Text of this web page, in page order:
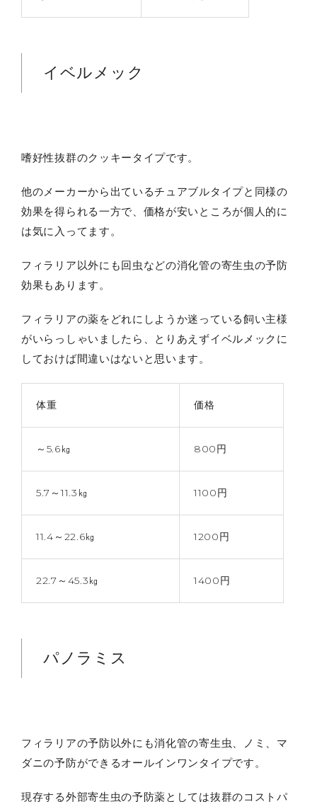
イベルメック
嗜好性抜群のクッキータイプです。
他のメーカーから出ているチュアブルタイプと同様の
効果を得られる一方で、価格が安いところが個人的に
は気に入ってます。
フィラリア以外にも回虫などの消化管の寄生虫の予防
効果もあります。
フィラリアの薬をどれにしようか迷っている飼い主様
がいらっしゃいましたら、とりあえずイベルメックに
しておけば間違いはないと思います。
体重 価格
～5.6㎏ 800円
5.7～11.3㎏ 1100円
11.4～22.6㎏ 1200円
22.7～45.3㎏ 1400円
パノラミス
フィラリアの予防以外にも消化管の寄生虫、ノミ、マ
ダニの予防ができるオールインワンタイプです。
現存する外部寄生虫の予防薬としては抜群のコストパ